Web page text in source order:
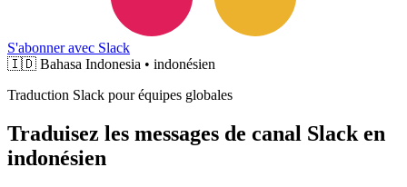
S'abonner avec Slack
🇮🇩 Bahasa Indonesia • indonésien
Traduction Slack pour équipes globales
Traduisez les messages de canal Slack en
indonésien